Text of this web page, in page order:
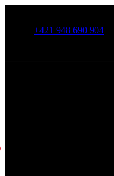
+421 948 690 904